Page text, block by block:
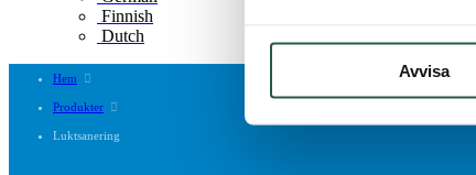
Avvisa
Finnish
Dutch
Hem
Produkter
Luktsanering